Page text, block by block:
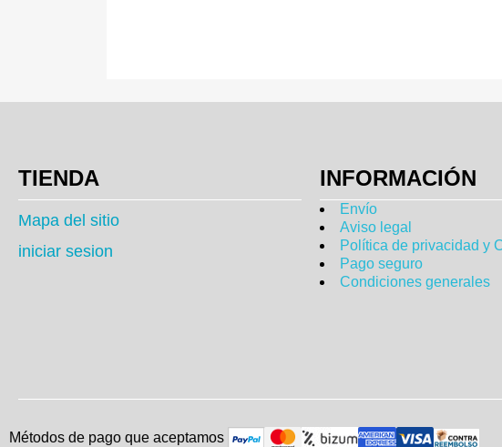
TIENDA
Mapa del sitio
iniciar sesion
INFORMACIÓN
Envío
Aviso legal
Política de privacidad y
Pago seguro
Condiciones generales
Métodos de pago que aceptamos